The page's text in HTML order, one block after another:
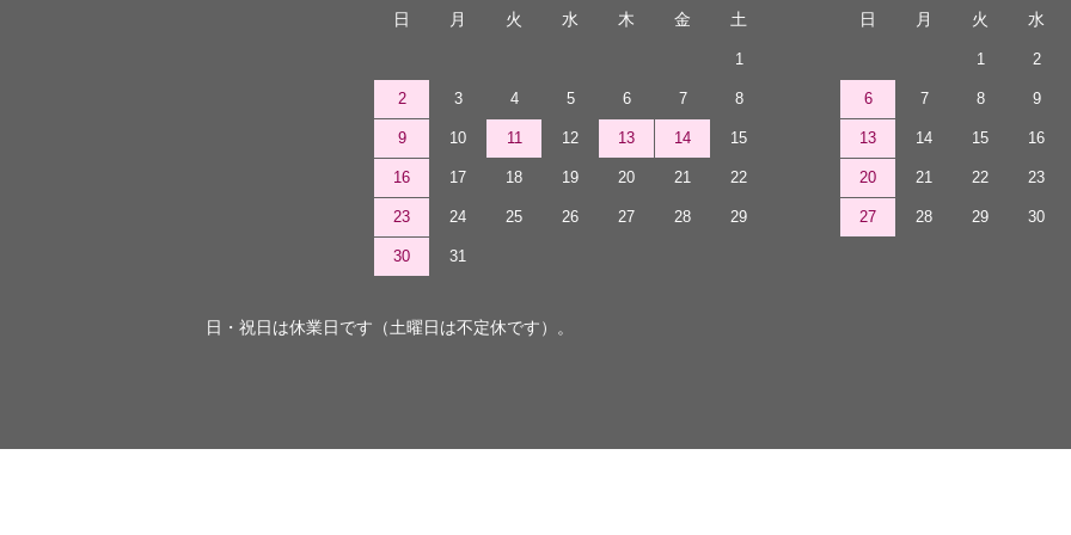
日 月 火 水 木 金 土
1
2 3 4 5 6 7 8
9 10 11 12 13 14 15
16 17 18 19 20 21 22
23 24 25 26 27 28 29
30 31
日 月 火 水
1 2
6 7 8 9
13 14 15 16
20 21 22 23
27 28 29 30
日・祝日は休業日です（土曜日は不定休です）。